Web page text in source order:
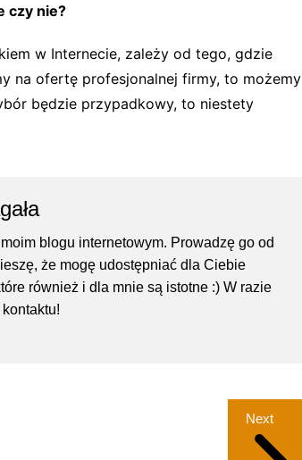
czy nie?
w Internecie, zależy od tego, gdzie
na ofertę profesjonalnej firmy, to możemy
będzie przypadkowy, to niestety
blogu internetowym. Prowadzę go od
że mogę udostępniać dla Ciebie
również i dla mnie są istotne :) W razie
Next